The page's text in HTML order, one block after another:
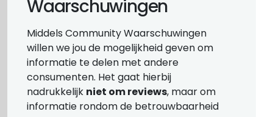
Waarschuwingen
Middels Community Waarschuwingen
willen we jou de mogelijkheid geven om
informatie te delen met andere
consumenten. Het gaat hierbij
nadrukkelijk niet om reviews, maar om
informatie rondom de betrouwbaarheid